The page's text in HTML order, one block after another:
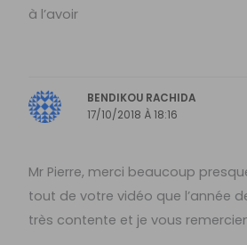
à l’avoir
BENDIKOU RACHIDA
17/10/2018 À 18:16
Mr Pierre, merci beaucoup
tout de votre vidéo que l’année
très contente et je vous